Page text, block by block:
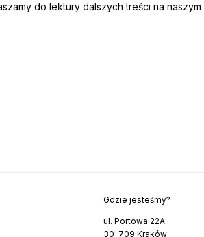
do lektury dalszych treści na naszym
Gdzie jesteśmy?
ul. Portowa 22A
30-709 Kraków